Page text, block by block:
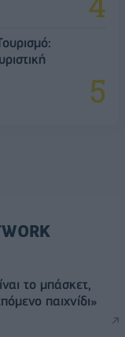
το μπάσκετ,
παιχνίδι»